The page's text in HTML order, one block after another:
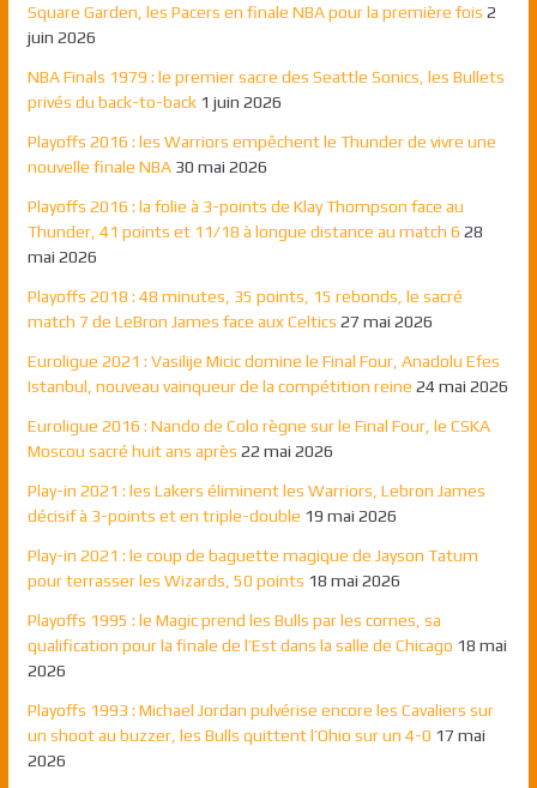
Square Garden, les Pacers en finale NBA pour la première fois 2
juin 2026
NBA Finals 1979 : le premier sacre des Seattle Sonics, les Bullets
privés du back-to-back 1 juin 2026
Playoffs 2016 : les Warriors empêchent le Thunder de vivre une
nouvelle finale NBA 30 mai 2026
Playoffs 2016 : la folie à 3-points de Klay Thompson face au
Thunder, 41 points et 11/18 à longue distance au match 6 28
mai 2026
Playoffs 2018 : 48 minutes, 35 points, 15 rebonds, le sacré
match 7 de LeBron James face aux Celtics 27 mai 2026
Euroligue 2021 : Vasilije Micic domine le Final Four, Anadolu Efes
Istanbul, nouveau vainqueur de la compétition reine 24 mai 2026
Euroligue 2016 : Nando de Colo règne sur le Final Four, le CSKA
Moscou sacré huit ans après 22 mai 2026
Play-in 2021 : les Lakers éliminent les Warriors, Lebron James
décisif à 3-points et en triple-double 19 mai 2026
Play-in 2021 : le coup de baguette magique de Jayson Tatum
pour terrasser les Wizards, 50 points 18 mai 2026
Playoffs 1995 : le Magic prend les Bulls par les cornes, sa
qualification pour la finale de l’Est dans la salle de Chicago 18 mai
2026
Playoffs 1993 : Michael Jordan pulvérise encore les Cavaliers sur
un shoot au buzzer, les Bulls quittent l’Ohio sur un 4-0 17 mai
2026